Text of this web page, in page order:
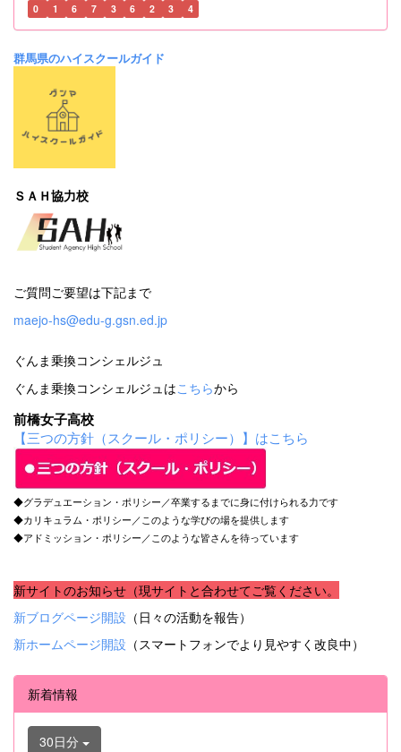
0 1 6 7 3 6 2 3 4
群馬県のハイスクールガイド
ＳＡＨ協力校
ご質問ご要望は下記まで
maejo-hs@edu-g.gsn.ed.jp
ぐんま乗換コンシェルジュ
ぐんま乗換コンシェルジュはこちらから
前橋女子高校
【三つの方針（スクール・ポリシー）】はこちら
◆グラデュエーション・ポリシー／卒業するまでに身に付けられる力です
◆カリキュラム・ポリシー／このような学びの場を提供します
◆アドミッション・ポリシー／このような皆さんを待っています
新サイトのお知らせ（現サイトと合わせてご覧ください。
新ブログページ開設 （日々の活動を報告）
新ホームページ開設 （スマートフォンでより見やすく改良中）
新着情報
30日分